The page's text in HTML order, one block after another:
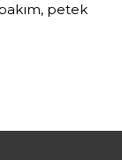
petek